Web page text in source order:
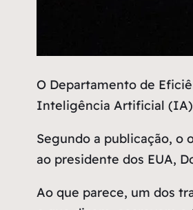
ODepartamento de
Inteligência Artificial (IA)
Segundo a publicação, o
ao presidente dos EUA,
Ao que parece, um dos